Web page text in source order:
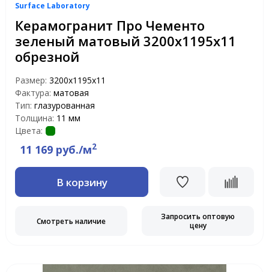
Surface Laboratory
Керамогранит Про Чементо
зеленый матовый 3200х1195х11
обрезной
Размер: 3200х1195х11
Фактура: матовая
Тип: глазурованная
Толщина: 11 мм
Цвета:
11 169 руб./м2
В корзину
Смотреть наличие
Запросить оптовую
цену